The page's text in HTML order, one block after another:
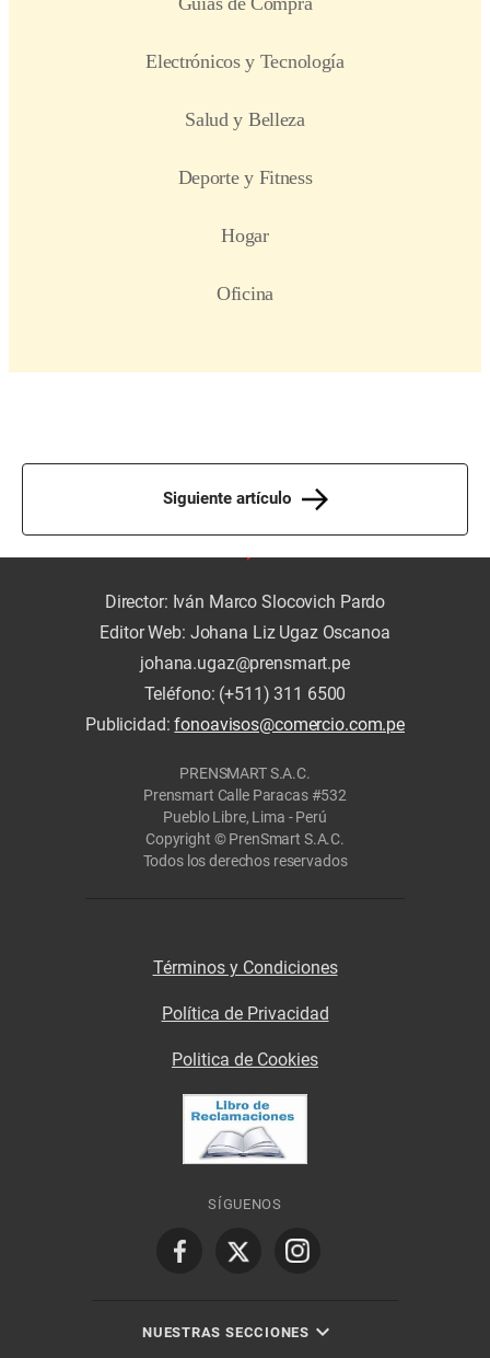
Siguiente artículo
Director: Iván Marco Slocovich Pardo
Editor Web: Johana Liz Ugaz Oscanoa
johana.ugaz@prensmart.pe
Teléfono: (+511) 311 6500
Publicidad:fonoavisos@comercio.com.pe
PRENSMART S.A.C.
Prensmart Calle Paracas #532
Pueblo Libre, Lima - Perú
Copyright © PrenSmart S.A.C.
Todos los derechos reservados
Términos y Condiciones
Política de Privacidad
Politica de Cookies
SÍGUENOS
NUESTRAS SECCIONES